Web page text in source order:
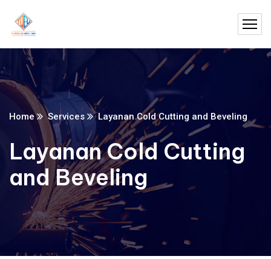
Home Services Layanan Cold Cutting and Beveling
Layanan Cold Cutting
and Beveling